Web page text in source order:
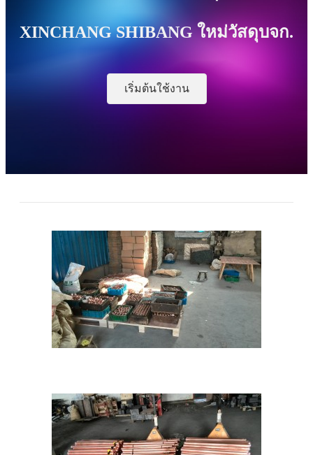
XINCHANG SHIBANG ใหม่วัสดุบจก.
เริ่มต้นใช้งาน